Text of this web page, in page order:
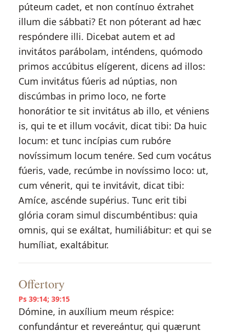
púteum cadet, et non contínuo éxtrahet
illum die sábbati? Et non póterant ad hæc
respóndere illi. Dicebat autem et ad
invitátos parábolam, inténdens, quómodo
primos accúbitus elígerent, dicens ad illos:
Cum invitátus fúeris ad núptias, non
discúmbas in primo loco, ne forte
honorátior te sit invitátus ab illo, et véniens
is, qui te et illum vocávit, dicat tibi: Da huic
locum: et tunc incípias cum rubóre
novíssimum locum tenére. Sed cum vocátus
fúeris, vade, recúmbe in novíssimo loco: ut,
cum vénerit, qui te invitávit, dicat tibi:
Amíce, ascénde supérius. Tunc erit tibi
glória coram simul discumbéntibus: quia
omnis, qui se exáltat, humiliábitur: et qui se
humíliat, exaltábitur.
Offertory
Ps 39:14; 39:15
Dómine, in auxílium meum réspice:
confundántur et revereántur, qui quærunt